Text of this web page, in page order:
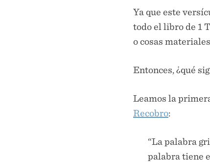
Ya que este
todo el libro de 1
o cosas materiales.
Entonces, ¿qué
Leamos la
Recobro:
“La palabra
palabra tiene